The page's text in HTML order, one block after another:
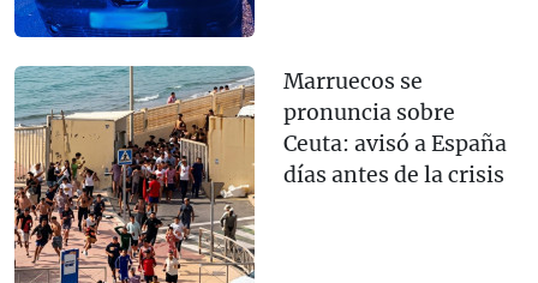
Marruecos se
pronuncia sobre
Ceuta: avisó a España
días antes de la crisis